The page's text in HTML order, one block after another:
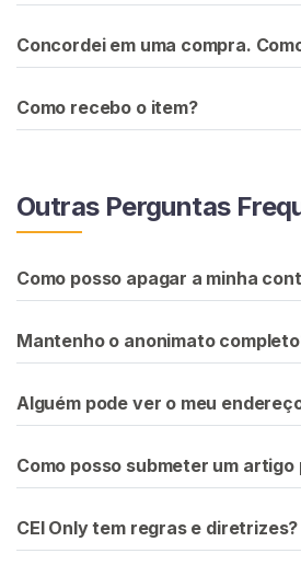
Concordei em uma compra.
Como recebo o item?
Outras Perguntas
Como posso apagar a minha
Mantenho o anonimato
Alguém pode ver o meu
Como posso submeter um artigo
CEI Only tem regras e diretrizes?
n
d
d
e
C
I
C
n
e
ú
d
o